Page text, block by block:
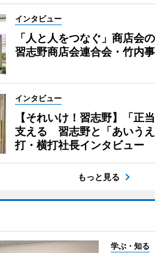
インタビュー
「人と人をつなぐ」商店会
習志野商店会連合会・竹内
インタビュー
【それいけ！習志野】「正
支える 習志野と「あいう
打・横打社長インタビュー
もっと見る
学ぶ・知る